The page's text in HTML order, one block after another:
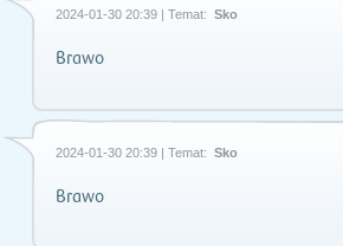
2024-01-30 20:39 | Temat: Sko
Brawo
2024-01-30 20:39 | Temat: Sko
Brawo